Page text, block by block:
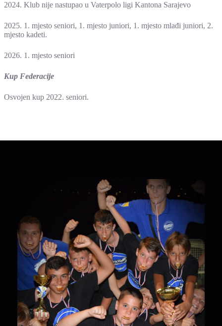
2024. Klub nije nastupao u Vaterpolo ligi Kantona Sarajevo
2025. 1. mjesto seniori, 1. mjesto juniori, 1. mjesto mlađi juniori, 2.
mjesto kadeti.
2026. 1. mjesto seniori
Kup Federacije
Osvojen kup 2022. seniori.